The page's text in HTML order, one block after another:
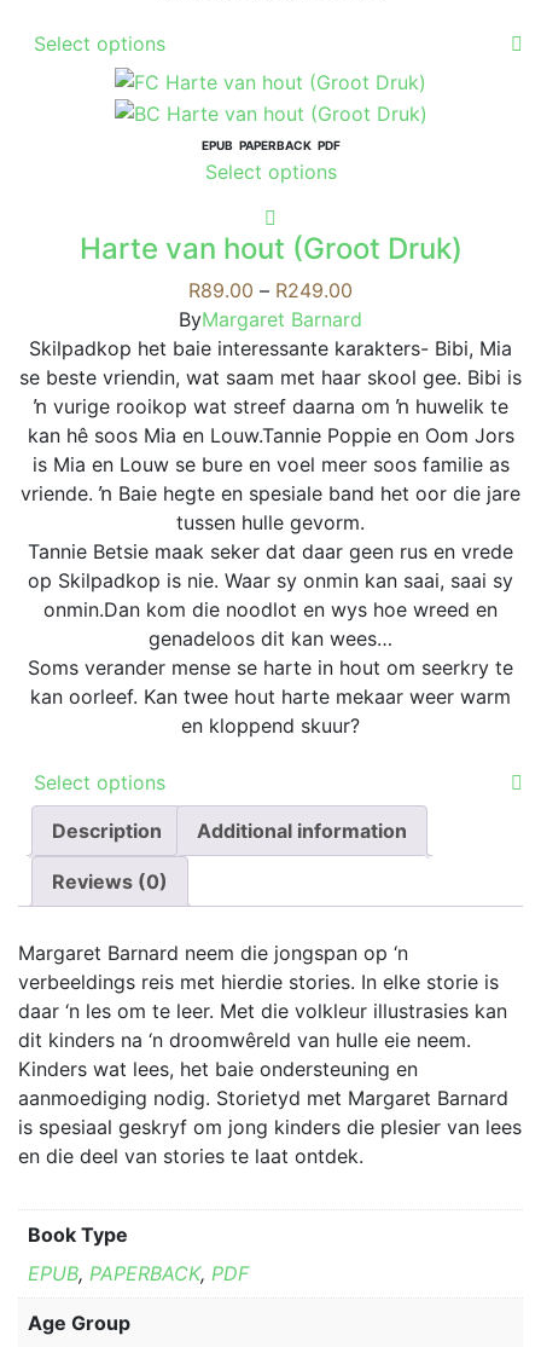
Select options
has
multiple
variants.
The
may
be
chosen
on
the
product
page
EPUB PAPERBACK PDF
Select optionsThis
multiple
variants.
The
options
may
be
chosen
on
the
product
page
Harte van hout (Groot Druk)
R89.00 – R249.00
range:
R89.00
through
R249.00
ByMargaret Barnard
Skilpadkop het baie interessante karakters- Bibi, Mia
se beste vriendin, wat saam met haar skool gee. Bibi is
ŉ vurige rooikop wat streef daarna om ŉ huwelik te
kan hê soos Mia en Louw.Tannie Poppie en Oom Jors
is Mia en Louw se bure en voel meer soos familie as
vriende. ŉ Baie hegte en spesiale band het oor die jare
tussen hulle gevorm.
Tannie Betsie maak seker dat daar geen rus en vrede
op Skilpadkop is nie. Waar sy onmin kan saai, saai sy
onmin.Dan kom die noodlot en wys hoe wreed en
genadeloos dit kan wees…
Soms verander mense se harte in hout om seerkry te
kan oorleef. Kan twee hout harte mekaar weer warm
en kloppend skuur?
Select options
product
has
multiple
options
may
be
chosen
on
the
product
page
Description Additional information
Reviews (0)
Margaret Barnard neem die jongspan op ‘n
verbeeldings reis met hierdie stories. In elke storie is
daar ‘n les om te leer. Met die volkleur illustrasies kan
dit kinders na ‘n droomwêreld van hulle eie neem.
Kinders wat lees, het baie ondersteuning en
aanmoediging nodig. Storietyd met Margaret Barnard
is spesiaal geskryf om jong kinders die plesier van lees
en die deel van stories te laat ontdek.
Book Type
EPUB, PAPERBACK, PDF
Age Group